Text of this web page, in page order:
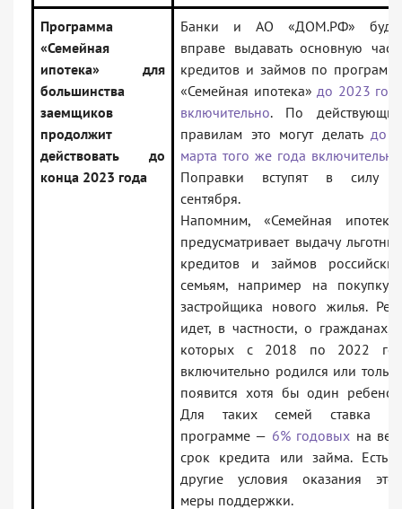
Программа
«Семейная
ипотека» для
большинства
заемщиков
продолжит
действовать до
конца 2023 года
Банки и АО «ДОМ.РФ»
вправе выдавать основную
кредитов и займов по
«Семейная ипотека» до 2023
включительно. По
правилам это могут делатьдо
марта того же года включительно
Поправки вступят в силу
сентября.
Напомним, «Семейная
предусматривает выдачу
кредитов и займов
семьям, например на покупку
застройщика нового жилья.
идет, в частности, о гражданах,
которых с 2018 по 2022
включительно родился или
появится хотя бы один
Для таких семей ставка
программе — 6% годовых на
срок кредита или займа. Есть
другие условия оказания
меры поддержки.